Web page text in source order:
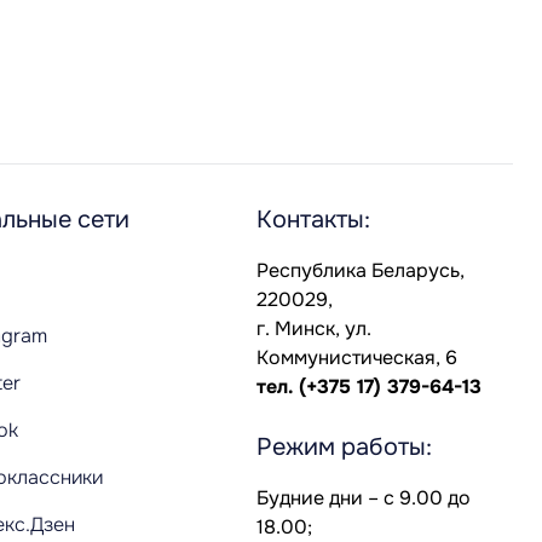
сети Контакты:
Республика Беларусь,
220029,
г. Минск, ул.
Коммунистическая, 6
тел. (+375 17) 379-64-13
Режим работы:
Будние дни – с 9.00 до
18.00;